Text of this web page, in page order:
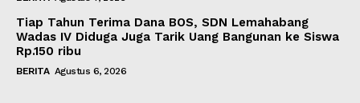
Tiap Tahun Terima Dana BOS, SDN Lemahabang
Wadas IV Diduga Juga Tarik Uang Bangunan ke Siswa
Rp.150 ribu
BERITA Agustus 6, 2026